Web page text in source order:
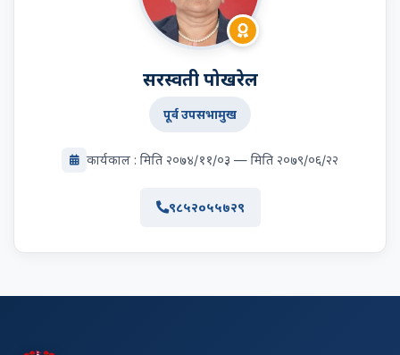
सरस्वती पोखरेल
पूर्व उपसभामुख
कार्यकाल : मिति २०७४/११/०३ — मिति २०७९/०६/२२
९८५२०५५७२९